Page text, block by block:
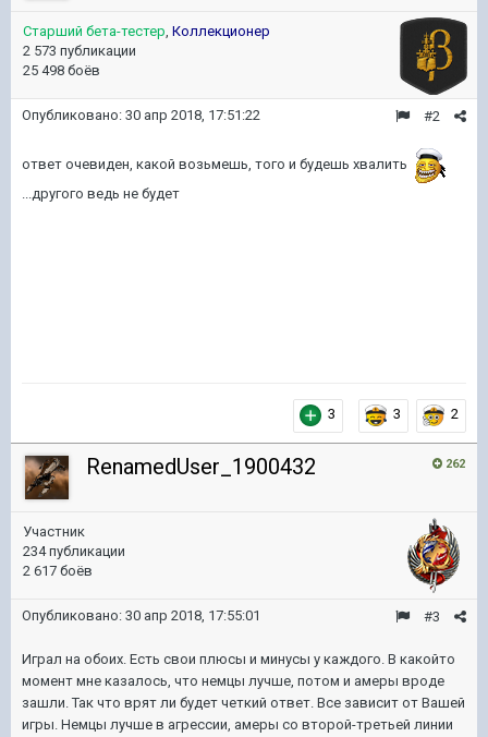
Старший бета-тестер, Коллекционер
2 573 публикации
25 498 боёв
#2
Опубликовано: 30 апр 2018, 17:51:22
ответ очевиден, какой возьмешь, того и будешь хвалить
...другого ведь не будет
3 3 2
262
RenamedUser_1900432
Участник
234 публикации
2 617 боёв
#3
Опубликовано: 30 апр 2018, 17:55:01
Играл на обоих. Есть свои плюсы и минусы у каждого. В какойто
момент мне казалось, что немцы лучше, потом и амеры вроде
зашли. Так что врят ли будет четкий ответ. Все зависит от Вашей
игры. Немцы лучше в агрессии, амеры со второй-третьей линии